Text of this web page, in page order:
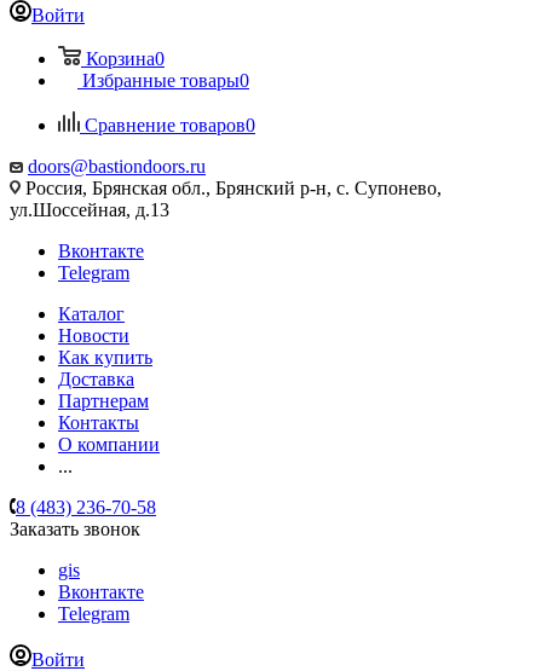
Войти
Корзина0
Избранные товары0
Сравнение товаров0
doors@bastiondoors.ru
Россия, Брянская обл., Брянский р-н, с. Супонево,
ул.Шоссейная, д.13
Вконтакте
Telegram
Каталог
Новости
Как купить
Доставка
Партнерам
Контакты
О компании
...
8 (483) 236-70-58
Заказать звонок
gis
Вконтакте
Telegram
Войти